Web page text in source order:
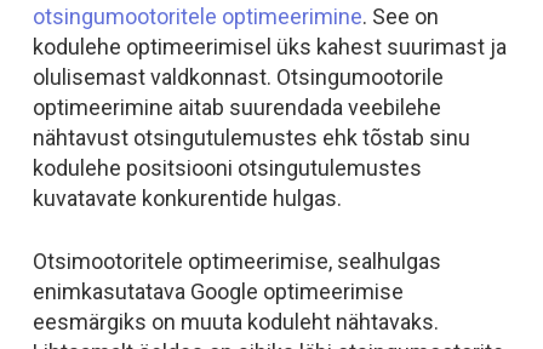
otsingumootoritele optimeerimine. See on
kodulehe optimeerimisel üks kahest suurimast ja
olulisemast valdkonnast. Otsingumootorile
optimeerimine aitab suurendada veebilehe
nähtavust otsingutulemustes ehk tõstab sinu
kodulehe positsiooni otsingutulemustes
kuvatavate konkurentide hulgas.
Otsimootoritele optimeerimise, sealhulgas
enimkasutatava Google optimeerimise
eesmärgiks on muuta koduleht nähtavaks.